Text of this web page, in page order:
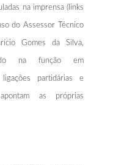
na imprensa (links
do Assessor Técnico
Gomes da Silva,
na função em
partidárias e
as próprias